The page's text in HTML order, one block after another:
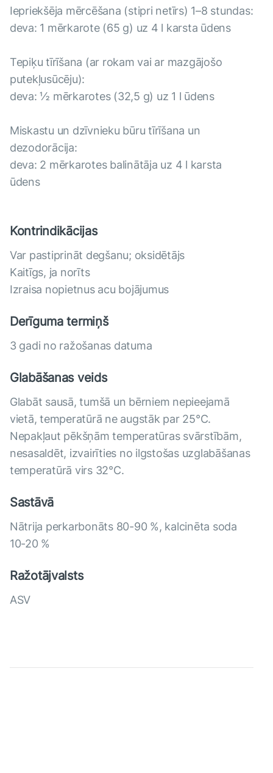
Iepriekšēja mērcēšana (stipri netīrs) 1–8 stundas:
deva: 1 mērkarote (65 g) uz 4 l karsta ūdens
Tepiķu tīrīšana (ar rokam vai ar mazgājošo
putekļusūcēju):
deva: ½ mērkarotes (32,5 g) uz 1 l ūdens
Miskastu un dzīvnieku būru tīrīšana un
dezodorācija:
deva: 2 mērkarotes balinātāja uz 4 l karsta
ūdens
Kontrindikācijas
Var pastiprināt degšanu; oksidētājs
Kaitīgs, ja norīts
Izraisa nopietnus acu bojājumus
Derīguma termiņš
3 gadi no ražošanas datuma
Glabāšanas veids
Glabāt sausā, tumšā un bērniem nepieejamā
vietā, temperatūrā ne augstāk par 25°C.
Nepakļaut pēkšņām temperatūras svārstībām,
nesasaldēt, izvairīties no ilgstošas ​​uzglabāšanas
temperatūrā virs 32°C.
Sastāvā
Nātrija perkarbonāts 80-90 %, kalcinēta soda
10-20 %
Ražotājvalsts
ASV